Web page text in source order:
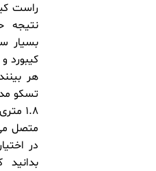
راست
نتیجه
بسیار
کیبورد
هر
متصل
در